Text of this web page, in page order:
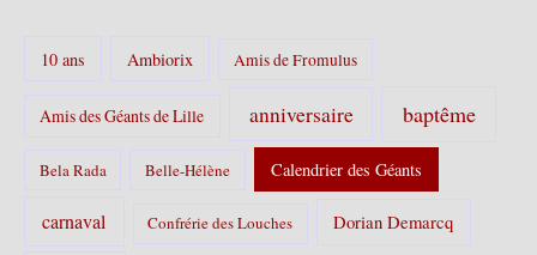
10 ans Ambiorix Amis de Fromulus
Amis des Géants de Lille anniversaire baptême
Bela Rada Belle-Hélène Calendrier des Géants
carnaval Confrérie des Louches Dorian Demarcq